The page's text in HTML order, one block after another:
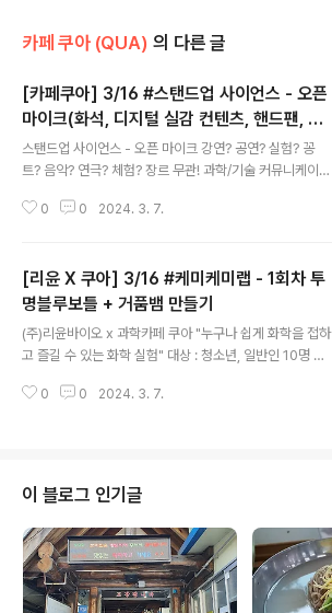
카페 쿠아 (QUA) 의 다른 글
[카페쿠아] 3/16 #스탠드업 사이언스 - 오픈
마이크(화석, 디지털 실감 컨텐츠, 핸드팬, 약
물 전달)
스탠드업 사이언스 - 오픈 마이크 강연? 공연? 실험? 꽁
트? 음악? 연극? 체험? 장르 무관! 과학/기술 커뮤니케이터
24년 03월 16일(토) 19:00~20:30 대상 : 다양한 분야
빈 과학 저술가 (주제 : 오래 전에 사라진 것들의 흔적) 2.
임채은 디지털 실감 컨텐츠 크리에이터 (주제 : 디지털 실감
컨텐츠로 소통하는) 3. 이헌국 핸드팬 제작자/연주자 (주제
: 핸드팬 소리의 비밀) 4. 울림 과학 커뮤니케이터 (주제 :
약물 전달, 동물 실험 그리고 과학자의 꿈) 신청 : https://f
orms.gle/L1eva..
0 0 2024. 3. 7.
[리윤 X 쿠아] 3/16 #케미케미랩 - 1회차 투
명블루보틀 + 거품뱀 만들기
(주)리윤바이오 x 과학카페 쿠아 "누구나 쉽게 화학을 접하
고 즐길 수 있는 화학 실험" 대상 : 청소년, 일반인 10명 내
3월 13일 초급: 초등학교 3학년 ~ 중학교 2학년 (이해를
처리 됩니다! 4. 설레는 마음으로 3월 16일(토)에 만나요!
^^ - 장소 : 카페쿠아 QUA (대전시 유성구 신성로61번안
길 53) - 랩장 : 엄마 화학자 윤정인 박사 - 문의 : 042-6
26-2685 / 010-7593-2685 - 신청 : https://even
t..
0 0 2024. 3. 7.
이 블로그 인기글